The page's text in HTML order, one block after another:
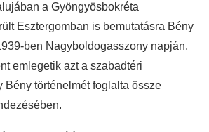
a Gyöngyösbokréta
Esztergomban is bemutatásra Bény
ben Nagyboldogasszony napján.
emlegetik azt a szabadtéri
Bény történelmét foglalta össze